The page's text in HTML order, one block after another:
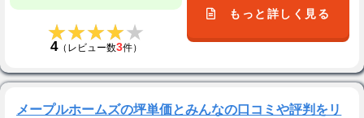
★★★★★
★★★★★
4（レビュー数3件）
もっと詳しく見る
メープルホームズの坪単価とみんなの口コミや評判をリ